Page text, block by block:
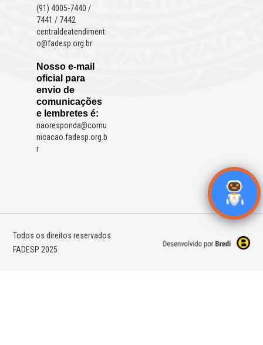
(91) 4005-7440 /
7441 / 7442
centraldeatendiment
o@fadesp.org.br
Nosso e-mail
oficial para
envio de
comunicações
e lembretes é:
naoresponda@comu
nicacao.fadesp.org.b
r
Todos os direitos reservados.
FADESP 2025